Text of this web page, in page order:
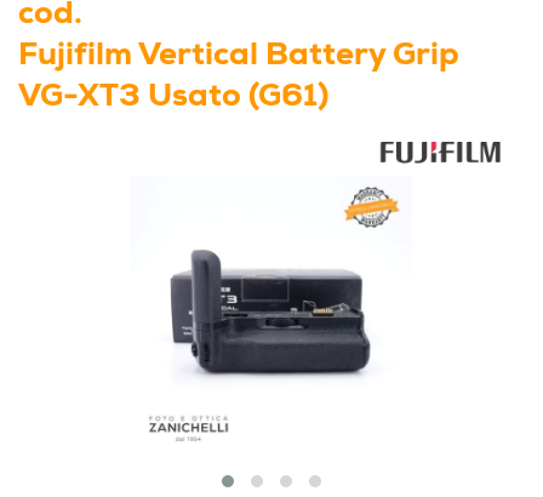
cod.
Fujifilm Vertical Battery Grip
VG-XT3 Usato (G61)